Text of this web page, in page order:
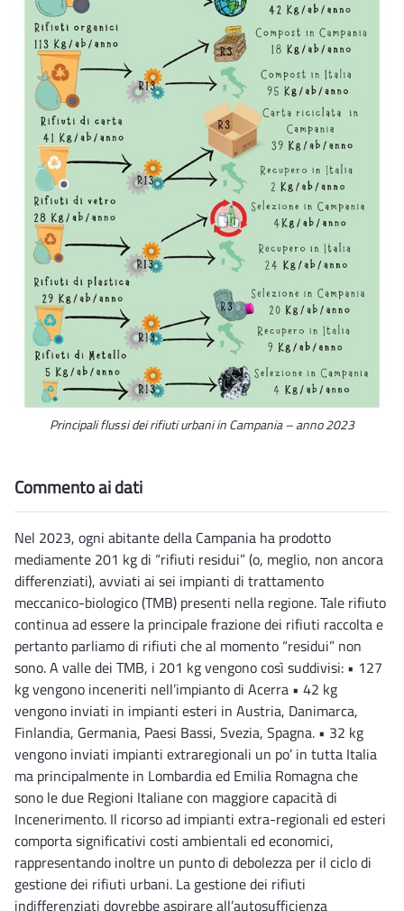
Principali flussi dei rifiuti urbani in Campania – anno 2023
Commento ai dati
Nel 2023, ogni abitante della Campania ha prodotto
mediamente 201 kg di “rifiuti residui” (o, meglio, non ancora
differenziati), avviati ai sei impianti di trattamento
meccanico-biologico (TMB) presenti nella regione. Tale rifiuto
continua ad essere la principale frazione dei rifiuti raccolta e
pertanto parliamo di rifiuti che al momento “residui” non
sono. A valle dei TMB, i 201 kg vengono così suddivisi: • 127
kg vengono inceneriti nell’impianto di Acerra • 42 kg
vengono inviati in impianti esteri in Austria, Danimarca,
Finlandia, Germania, Paesi Bassi, Svezia, Spagna. • 32 kg
vengono inviati impianti extraregionali un po’ in tutta Italia
ma principalmente in Lombardia ed Emilia Romagna che
sono le due Regioni Italiane con maggiore capacità di
Incenerimento. Il ricorso ad impianti extra-regionali ed esteri
comporta significativi costi ambientali ed economici,
rappresentando inoltre un punto di debolezza per il ciclo di
gestione dei rifiuti urbani. La gestione dei rifiuti
indifferenziati dovrebbe aspirare all’autosufficienza